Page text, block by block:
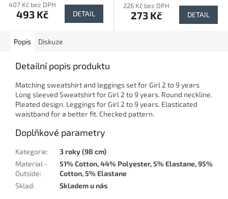
407 Kč bez DPH
493 Kč DETAIL
226 Kč bez DPH
273 Kč DETAIL
Popis Diskuze
Detailní popis produktu
Matching sweatshirt and leggings set for Girl 2 to 9 years
Long sleeved Sweatshirt for Girl 2 to 9 years. Round neckline.
Pleated design. Leggings for Girl 2 to 9 years. Elasticated
waistband for a better fit. Checked pattern.
Doplňkové parametry
Kategorie:
3 roky (98 cm)
Material -
Outside:
51% Cotton, 44% Polyester, 5% Elastane, 95%
Cotton, 5% Elastane
Sklad: Skladem u nás